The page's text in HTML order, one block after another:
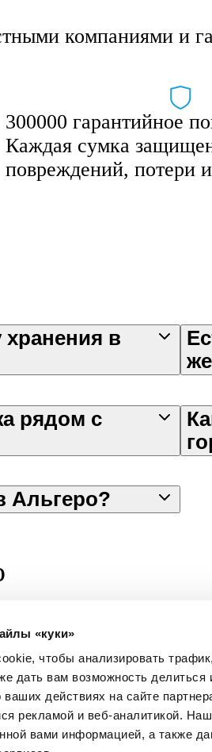
«куки»
чтобы анализировать
дать вам возможность
действиях на сайте
рекламой и веб-аналитикой.
вами информацией, а также
компаниями и
300000 гарантийное
Каждая сумка
повреждений, потери
в
рядом с
Альгеро?
Альгеро
Юридический
Условия
Конфиденциальность
Использование cookie